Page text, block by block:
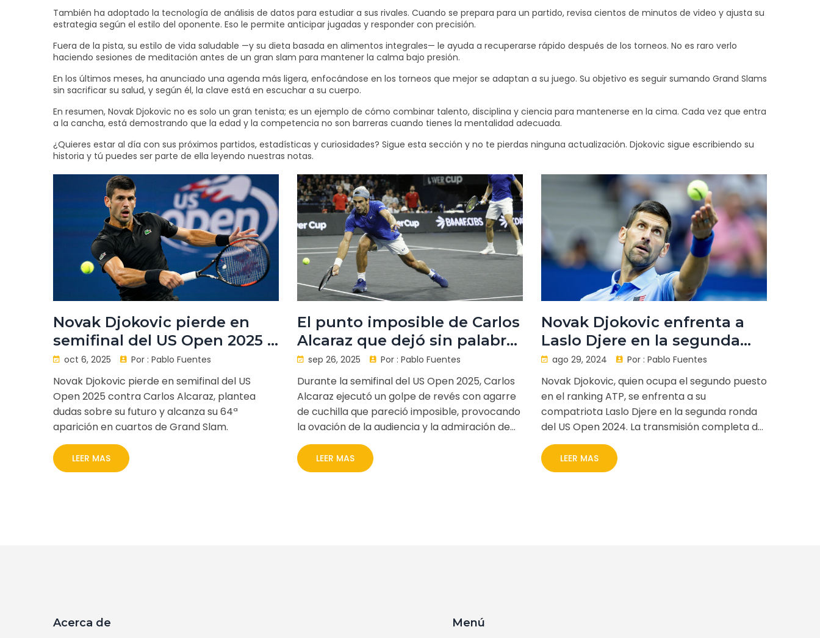
También ha adoptado la tecnología de análisis de datos para estudiar a sus rivales. Cuando se prepara para un partido, revisa cientos de minutos de video y ajusta su
estrategia según el estilo del oponente. Eso le permite anticipar jugadas y responder con precisión.
Fuera de la pista, su estilo de vida saludable —y su dieta basada en alimentos integrales— le ayuda a recuperarse rápido después de los torneos. No es raro verlo
haciendo sesiones de meditación antes de un gran slam para mantener la calma bajo presión.
En los últimos meses, ha anunciado una agenda más ligera, enfocándose en los torneos que mejor se adaptan a su juego. Su objetivo es seguir sumando Grand Slams
sin sacrificar su salud, y según él, la clave está en escuchar a su cuerpo.
En resumen, Novak Djokovic no es solo un gran tenista; es un ejemplo de cómo combinar talento, disciplina y ciencia para mantenerse en la cima. Cada vez que entra
a la cancha, está demostrando que la edad y la competencia no son barreras cuando tienes la mentalidad adecuada.
¿Quieres estar al día con sus próximos partidos, estadísticas y curiosidades? Sigue esta sección y no te pierdas ninguna actualización. Djokovic sigue escribiendo su
historia y tú puedes ser parte de ella leyendo nuestras notas.
Novak Djokovic pierde en
semifinal del US Open 2025 y
plantea futuro
oct 6, 2025 Por : Pablo Fuentes
Novak Djokovic pierde en semifinal del US
Open 2025 contra Carlos Alcaraz, plantea
dudas sobre su futuro y alcanza su 64ª
aparición en cuartos de Grand Slam.
LEER MAS
El punto imposible de Carlos
Alcaraz que dejó sin palabras
a Novak Djokovic
sep 26, 2025 Por : Pablo Fuentes
Durante la semifinal del US Open 2025, Carlos
Alcaraz ejecutó un golpe de revés con agarre
de cuchilla que pareció imposible, provocando
la ovación de la audiencia y la admiración de
Novak Djokovic. El punto, surgido de una
posición defensiva, resaltó la cobertura y
anticipación del español. Ese instante marcó la
LEER MAS
Novak Djokovic enfrenta a
Laslo Djere en la segunda
ronda del US Open 2024:
detalles de horario y
transmisión
ago 29, 2024 Por : Pablo Fuentes
Novak Djokovic, quien ocupa el segundo puesto
en el ranking ATP, se enfrenta a su
compatriota Laslo Djere en la segunda ronda
del US Open 2024. La transmisión completa del
evento estará disponible en ESPN y Disney+
Premium.
LEER MAS
Acerca de Menú